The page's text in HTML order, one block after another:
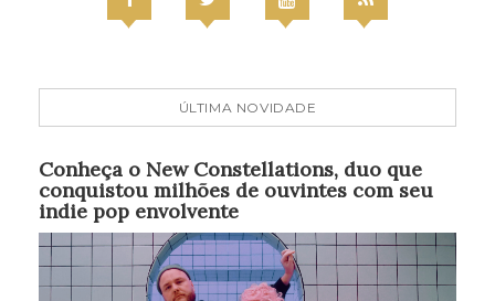
ÚLTIMA NOVIDADE
Conheça o New Constellations, duo que
conquistou milhões de ouvintes com seu
indie pop envolvente